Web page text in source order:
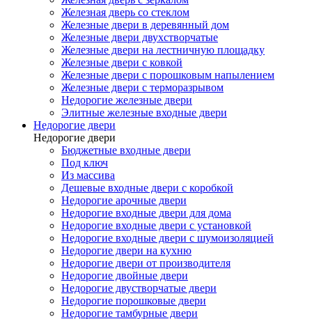
Железная дверь со стеклом
Железные двери в деревянный дом
Железные двери двухстворчатые
Железные двери на лестничную площадку
Железные двери с ковкой
Железные двери с порошковым напылением
Железные двери с терморазрывом
Недорогие железные двери
Элитные железные входные двери
Недорогие двери
Недорогие двери
Бюджетные входные двери
Под ключ
Из массива
Дешевые входные двери с коробкой
Недорогие арочные двери
Недорогие входные двери для дома
Недорогие входные двери с установкой
Недорогие входные двери с шумоизоляцией
Недорогие двери на кухню
Недорогие двери от производителя
Недорогие двойные двери
Недорогие двустворчатые двери
Недорогие порошковые двери
Недорогие тамбурные двери